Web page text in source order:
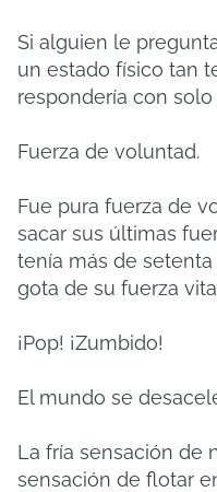
Si alguien le
un estado físico tan
respondería con solo
Fuerza de voluntad.
Fue pura fuerza de
sacar sus últimas
tenía más de
gota de su fuerza
¡Pop! ¡Zumbido!
El mundo se
La fría sensación de
sensación de flotar